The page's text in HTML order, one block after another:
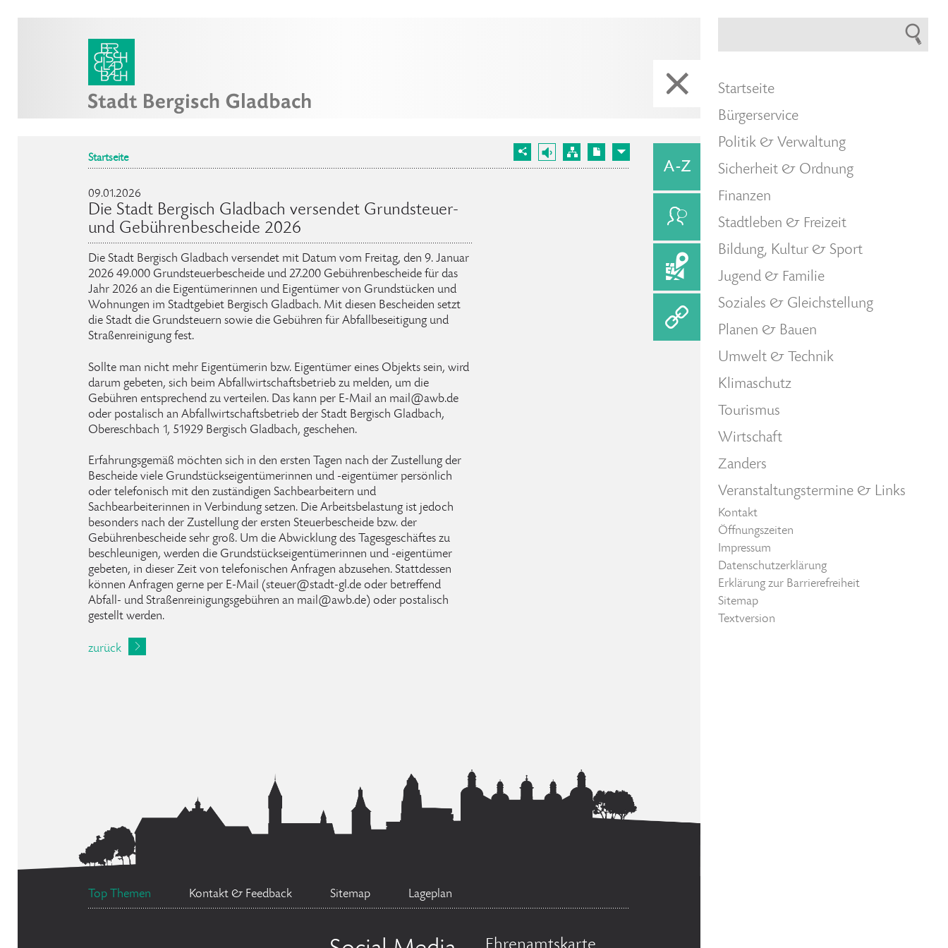
Startseite
09.01.2026
Die Stadt Bergisch Gladbach versendet Grundsteuer-
und Gebührenbescheide 2026
Die Stadt Bergisch Gladbach versendet mit Datum vom Freitag, den 9. Januar
2026 49.000 Grundsteuerbescheide und 27.200 Gebührenbescheide für das
Jahr 2026 an die Eigentümerinnen und Eigentümer von Grundstücken und
Wohnungen im Stadtgebiet Bergisch Gladbach. Mit diesen Bescheiden setzt
die Stadt die Grundsteuern sowie die Gebühren für Abfallbeseitigung und
Straßenreinigung fest.
Sollte man nicht mehr Eigentümerin bzw. Eigentümer eines Objekts sein, wird
darum gebeten, sich beim Abfallwirtschaftsbetrieb zu melden, um die
Gebühren entsprechend zu verteilen. Das kann per E-Mail an mail@awb.de
oder postalisch an Abfallwirtschaftsbetrieb der Stadt Bergisch Gladbach,
Obereschbach 1, 51929 Bergisch Gladbach, geschehen.
Erfahrungsgemäß möchten sich in den ersten Tagen nach der Zustellung der
Bescheide viele Grundstückseigentümerinnen und -eigentümer persönlich
oder telefonisch mit den zuständigen Sachbearbeitern und
Sachbearbeiterinnen in Verbindung setzen. Die Arbeitsbelastung ist jedoch
besonders nach der Zustellung der ersten Steuerbescheide bzw. der
Gebührenbescheide sehr groß. Um die Abwicklung des Tagesgeschäftes zu
beschleunigen, werden die Grundstückseigentümerinnen und -eigentümer
gebeten, in dieser Zeit von telefonischen Anfragen abzusehen. Stattdessen
können Anfragen gerne per E-Mail (steuer@stadt-gl.de oder betreffend
Abfall- und Straßenreinigungsgebühren an mail@awb.de) oder postalisch
gestellt werden.
zurück
Top Themen Kontakt & Feedback Sitemap Lageplan
Startseite
Bürgerservice
Politik & Verwaltung
Sicherheit & Ordnung
Finanzen
Stadtleben & Freizeit
Bildung, Kultur & Sport
Jugend & Familie
Soziales & Gleichstellung
Planen & Bauen
Umwelt & Technik
Klimaschutz
Tourismus
Wirtschaft
Zanders
Veranstaltungstermine & Links
Kontakt
Öffnungszeiten
Impressum
Datenschutzerklärung
Erklärung zur Barrierefreiheit
Sitemap
Textversion